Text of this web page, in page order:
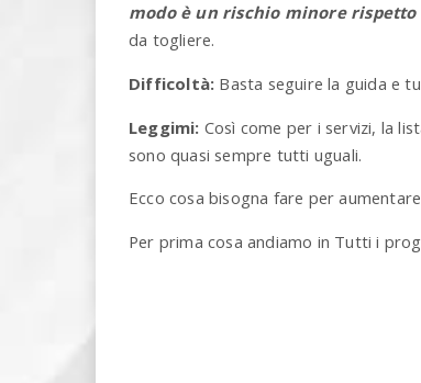
modo è un rischio minore
da togliere.
Difficoltà: Basta seguire la guida e
Leggimi: Così come per i servizi, la
sono quasi sempre tutti uguali.
Ecco cosa bisogna fare per
Per prima cosa andiamo in Tutti i